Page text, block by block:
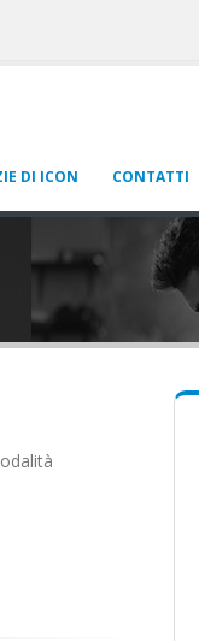
DI ICON CONTATTI